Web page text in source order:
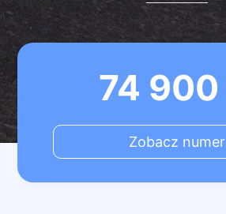
74 900
Zobacz numer